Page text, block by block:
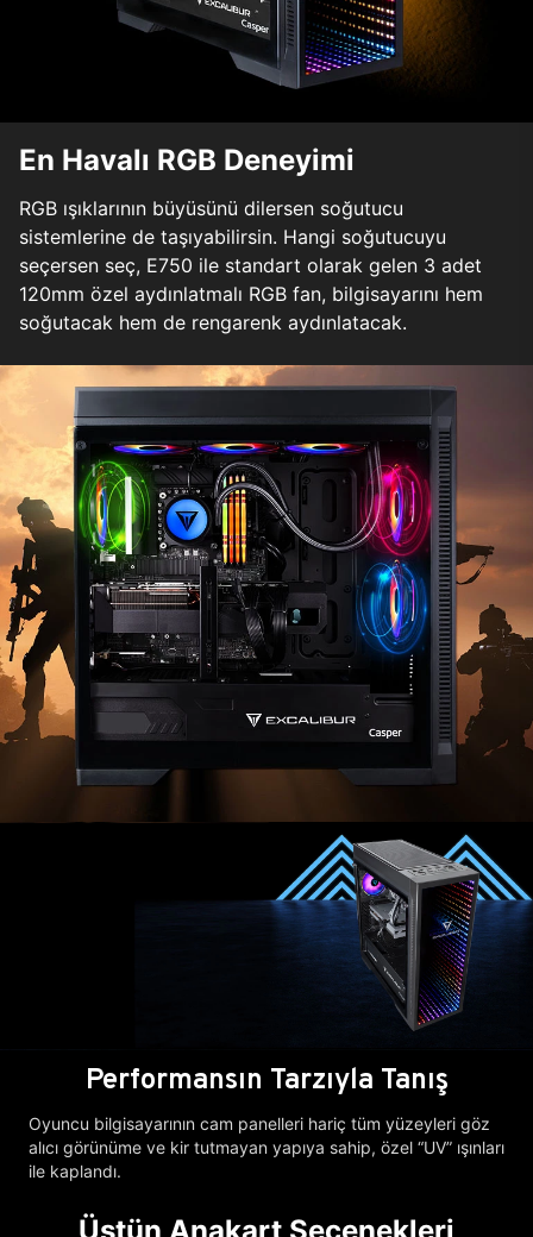
En Havalı RGB Deneyimi
RGB ışıklarının büyüsünü dilersen soğutucu
sistemlerine de taşıyabilirsin. Hangi soğutucuyu
seçersen seç, E750 ile standart olarak gelen 3 adet
120mm özel aydınlatmalı RGB fan, bilgisayarını hem
soğutacak hem de rengarenk aydınlatacak.
Performansın Tarzıyla Tanış
Oyuncu bilgisayarının cam panelleri hariç tüm yüzeyleri göz
alıcı görünüme ve kir tutmayan yapıya sahip, özel “UV” ışınları
ile kaplandı.